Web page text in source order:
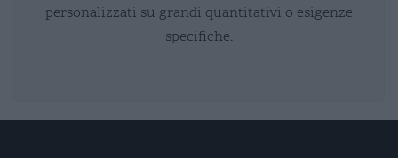
personalizzati su grandi quantitativi o esigenze
specifiche.